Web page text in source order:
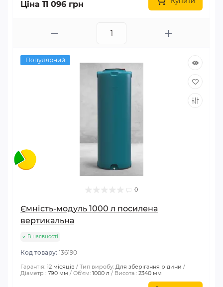
Ціна 11 096 грн
Популярний
0
Ємність-модуль 1000 л посилена
вертикальна
В наявності
Код товару: 136190
Гарантія: 12 місяців Тип виробу: Для зберігання рідини
Діаметр : 790 мм Об'єм: 1000 л Висота : 2340 мм